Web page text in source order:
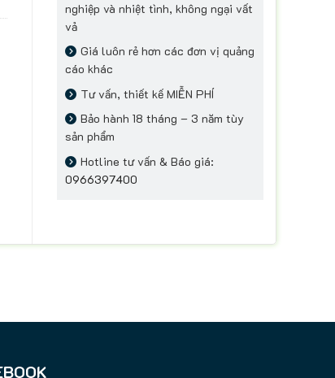
nghiệp và nhiệt tình, không ngại vất
vả
Giá luôn rẻ hơn các đơn vị quảng
cáo khác
Tư vấn, thiết kế MIỄN PHÍ
Bảo hành 18 tháng – 3 năm tùy
sản phẩm
Hotline tư vấn & Báo giá:
0966397400